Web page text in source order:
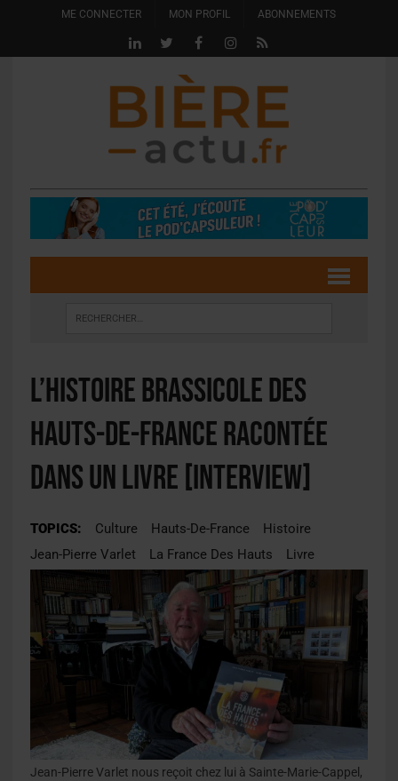
ME CONNECTER MON PROFIL ABONNEMENTS
L’histoire brassicole des
Hauts-de-France racontée
dans un livre [INTERVIEW]
TOPICS: Culture Hauts-De-France
Histoire
Jean-Pierre Varlet
La France Des Hauts Livre
Jean-Pierre Varlet nous reçoit chez lui à Sainte-Marie-Cappel,